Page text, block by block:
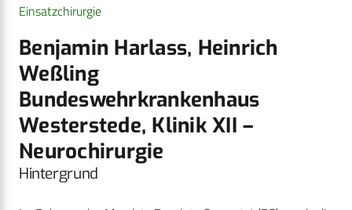
Einsatzchirurgie
Benjamin Harlass, Heinrich
Weßling
Bundeswehrkrankenhaus
Westerstede, Klinik XII –
Neurochirurgie
Hintergrund